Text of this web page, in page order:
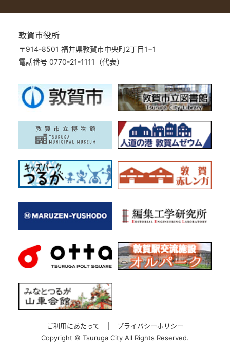
敦賀市役所
〒914-8501 福井県敦賀市中央町2丁目1−1
電話番号 0770-21-1111（代表）
ご利用にあたって
プライバシーポリシー
Copyright © Tsuruga City All Rights Reserved.